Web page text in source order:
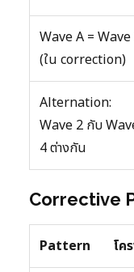
Wave A = Wave
(ใน correction)
Alternation:
Wave 2 กับ
4 ต่างกัน
Corrective
Pattern โค